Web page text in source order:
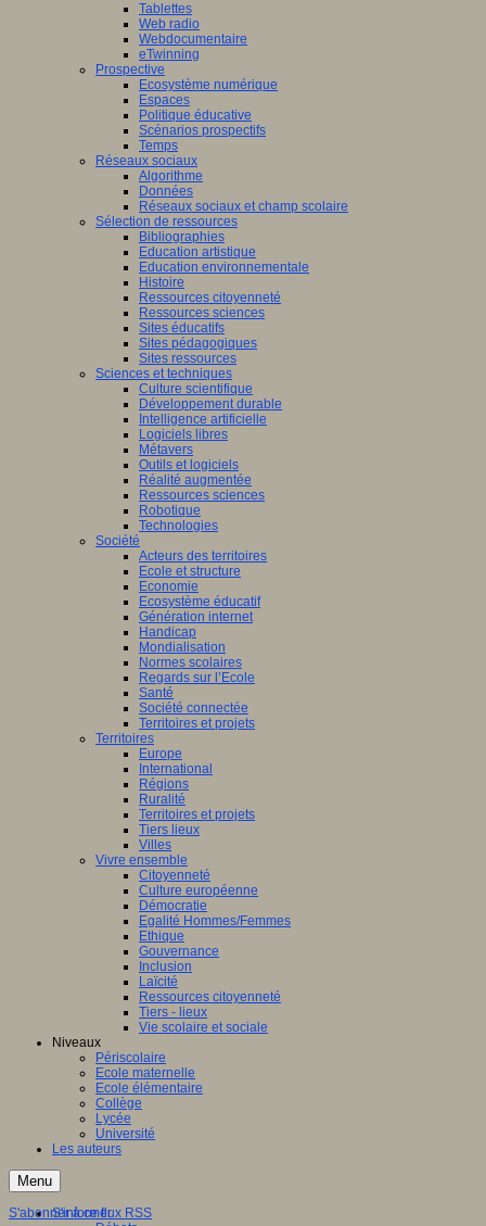
Tablettes
Web radio
Webdocumentaire
eTwinning
Prospective
Ecosystème numérique
Espaces
Politique éducative
Scénarios prospectifs
Temps
Réseaux sociaux
Algorithme
Données
Réseaux sociaux et champ scolaire
Sélection de ressources
Bibliographies
Education artistique
Education environnementale
Histoire
Ressources citoyenneté
Ressources sciences
Sites éducatifs
Sites pédagogiques
Sites ressources
Sciences et techniques
Culture scientifique
Développement durable
Intelligence artificielle
Logiciels libres
Métavers
Outils et logiciels
Réalité augmentée
Ressources sciences
Robotique
Technologies
Société
Acteurs des territoires
Ecole et structure
Economie
Ecosystème éducatif
Génération internet
Handicap
Mondialisation
Normes scolaires
Regards sur l’Ecole
Santé
Société connectée
Territoires et projets
Territoires
Europe
International
Régions
Ruralité
Territoires et projets
Tiers lieux
Villes
Vivre ensemble
Citoyenneté
Culture européenne
Démocratie
Egalité Hommes/Femmes
Ethique
Gouvernance
Inclusion
Laïcité
Ressources citoyenneté
Tiers - lieux
Vie scolaire et sociale
Niveaux
Périscolaire
Ecole maternelle
Ecole élémentaire
Collège
Lycée
Université
Les auteurs
Menu
S'informer
S'abonner à ce flux RSS